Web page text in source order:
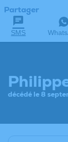
Partager
SMS
décédé le 8